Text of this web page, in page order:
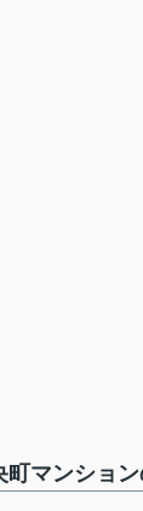
町マンショ